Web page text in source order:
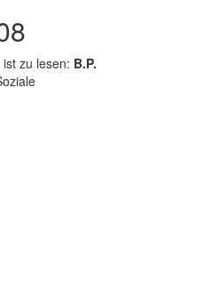
zu lesen: B.P.